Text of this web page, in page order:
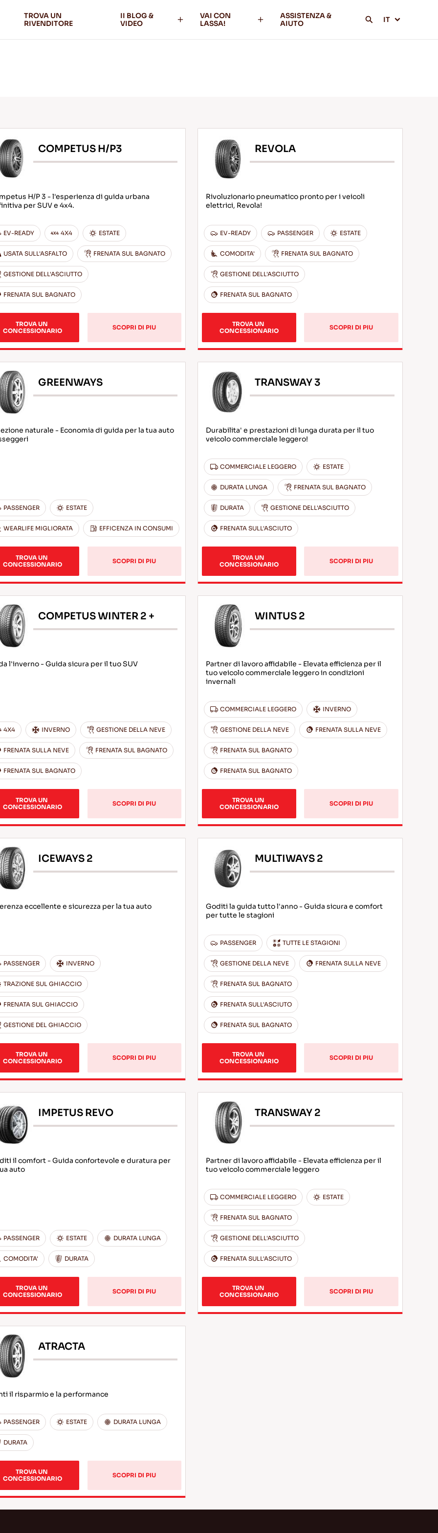
TROVA UN
RIVENDITORE
II BLOG &
VIDEO
VAI CON
LASSA!
ASSISTENZA &
AIUTO
IT
COMPETUS H/P3
H/P 3 - l'esperienza di guida urbana
per SUV e 4x4.
EV-READY 4X4 ESTATE
USATA SULL'ASFALTO FRENATA SUL BAGNATO
GESTIONE DELL'ASCIUTTO
FRENATA SUL BAGNATO
TROVA UN
CONCESSIONARIO
SCOPRI DI PIU
REVOLA
Rivoluzionario pneumatico pronto per i veicoli
elettrici, Revola!
EV-READY PASSENGER ESTATE
COMODITA' FRENATA SUL BAGNATO
GESTIONE DELL'ASCIUTTO
FRENATA SUL BAGNATO
TROVA UN
CONCESSIONARIO
SCOPRI DI PIU
GREENWAYS
naturale - Economia di guida per la tua auto
PASSENGER ESTATE
WEARLIFE MIGLIORATA EFFICENZA IN CONSUMI
TROVA UN
CONCESSIONARIO
SCOPRI DI PIU
TRANSWAY 3
Durabilita' e prestazioni di lunga durata per il tuo
veicolo commerciale leggero!
COMMERCIALE LEGGERO ESTATE
DURATA LUNGA FRENATA SUL BAGNATO
DURATA GESTIONE DELL'ASCIUTTO
FRENATA SULL'ASCIUTO
TROVA UN
CONCESSIONARIO
SCOPRI DI PIU
COMPETUS WINTER 2 +
l'inverno - Guida sicura per il tuo SUV
4X4 INVERNO GESTIONE DELLA NEVE
FRENATA SULLA NEVE FRENATA SUL BAGNATO
FRENATA SUL BAGNATO
TROVA UN
CONCESSIONARIO
SCOPRI DI PIU
WINTUS 2
Partner di lavoro affidabile - Elevata efficienza per il
tuo veicolo commerciale leggero in condizioni
invernali
COMMERCIALE LEGGERO INVERNO
GESTIONE DELLA NEVE FRENATA SULLA NEVE
FRENATA SUL BAGNATO
FRENATA SUL BAGNATO
TROVA UN
CONCESSIONARIO
SCOPRI DI PIU
ICEWAYS 2
eccellente e sicurezza per la tua auto
PASSENGER INVERNO
TRAZIONE SUL GHIACCIO
FRENATA SUL GHIACCIO
GESTIONE DEL GHIACCIO
TROVA UN
CONCESSIONARIO
SCOPRI DI PIU
MULTIWAYS 2
Goditi la guida tutto l'anno - Guida sicura e comfort
per tutte le stagioni
PASSENGER TUTTE LE STAGIONI
GESTIONE DELLA NEVE FRENATA SULLA NEVE
FRENATA SUL BAGNATO
FRENATA SULL'ASCIUTO
FRENATA SUL BAGNATO
TROVA UN
CONCESSIONARIO
SCOPRI DI PIU
IMPETUS REVO
il comfort - Guida confortevole e duratura per
auto
PASSENGER ESTATE DURATA LUNGA
COMODITA' DURATA
TROVA UN
CONCESSIONARIO
SCOPRI DI PIU
TRANSWAY 2
Partner di lavoro affidabile - Elevata efficienza per il
tuo veicolo commerciale leggero
COMMERCIALE LEGGERO ESTATE
FRENATA SUL BAGNATO
GESTIONE DELL'ASCIUTTO
FRENATA SULL'ASCIUTO
TROVA UN
CONCESSIONARIO
SCOPRI DI PIU
ATRACTA
il risparmio e la performance
PASSENGER ESTATE DURATA LUNGA
DURATA
TROVA UN
CONCESSIONARIO
SCOPRI DI PIU